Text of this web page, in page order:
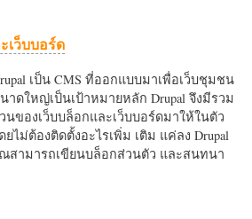
เว็บบอร์ด
เป็น CMS ที่ออกแบบมาเพื่อเว็บชุมชน
าดใหญ่เป็นเป้าหมายหลัก Drupal จึงมีรวม
นของเว็บบล็อกและเว็บบอร์ดมาให้ในตัว
ยไม่ต้องติดตั้งอะไรเพิ่ม เติม แค่ลง Drupal
สามารถเขียนบล็อกส่วนตัว และสนทนา